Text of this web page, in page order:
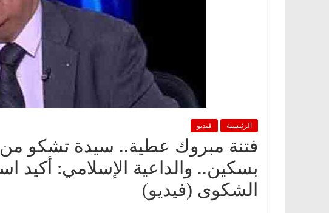
الرئيسية فيديو
فتنة مبروك عطية.. سيدة تشكو من
بسكين.. والداعية الإسلامي: أكيد
الشكوى (فيديو)